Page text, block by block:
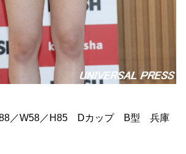
／W58／H85 Dカップ B型 兵庫